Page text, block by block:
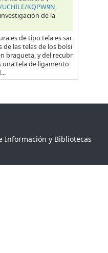
KQPW9N,
de la
es de tipo tela es sar
las telas de los bolsi
bragueta, y del recubr
tela de ligamento
Información y Bibliotecas